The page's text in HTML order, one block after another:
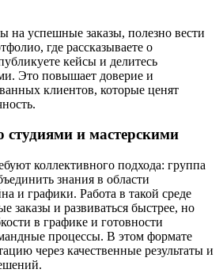
на успешные заказы, полезно вести
где рассказываете о
кейсы и делитесь
Это повышает доверие и
клиентов, которые ценят
студиями и мастерскими
коллективного подхода: группа
знания в области
и графики. Работа в такой среде
заказы и развиваться быстрее, но
в графике и готовности
процессы. В этом формате
через качественные результаты и